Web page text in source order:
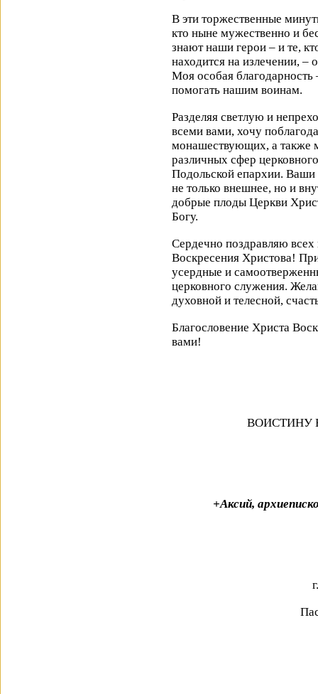
В эти торжественные
кто ныне мужественно и
знают наши герои – и те,
находится на излечении, –
Моя особая благодарность
помогать нашим воинам.
Разделяя светлую и
всеми вами, хочу
монашествующих, а также
различных сфер
Подольской епархии. Ваши
не только внешнее, но и
добрые плоды Церкви
Богу.
Сердечно поздравляю
Воскресения Христова!
усердные и
церковного служения.
духовной и телесной,
Благословение Христа
вами!
ВОИСТИНУ
+Аксий,